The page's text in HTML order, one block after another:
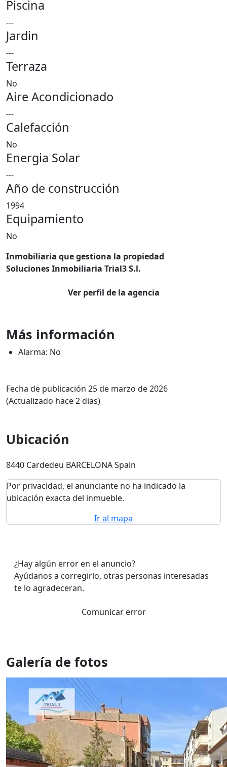
Piscina
---
Jardin
---
Terraza
No
Aire Acondicionado
---
Calefacción
No
Energia Solar
---
Año de construcción
1994
Equipamiento
No
Inmobiliaria que gestiona la propiedad
Soluciones Inmobiliaria Trial3 S.l.
Ver perfil de la agencia
Más información
Alarma: No
Fecha de publicación 25 de marzo de 2026
(Actualizado hace 2 dias)
Ubicación
8440 Cardedeu BARCELONA Spain
Por privacidad, el anunciante no ha indicado la
ubicación exacta del inmueble.
Ir al mapa
¿Hay algún error en el anuncio?
Ayúdanos a corregirlo, otras personas interesadas
te lo agradeceran.
Comunicar error
Galería de fotos